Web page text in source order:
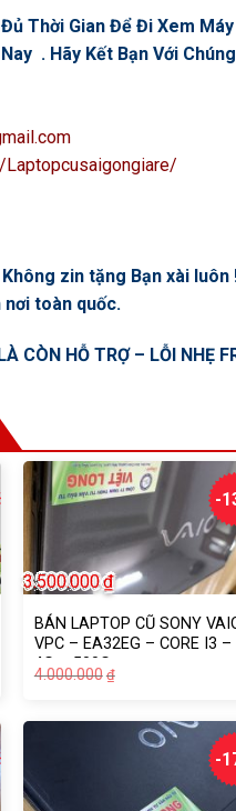
Thời Gian Để Đi Xem
. Hãy Kết Bạn Với
Laptopcusaigongiare/
zin tặng Bạn xài luôn
nơi toàn quốc.
CÒN HỖ TRỢ – LỖI NHẸ
-
BÁN LAPTOP CŨ SONY
VPC – EA32EG – CORE I3 –
4G – 500G
4.000.000 ₫
4.000.000₫.
3.500.000₫
là:
3.500.000₫.
-